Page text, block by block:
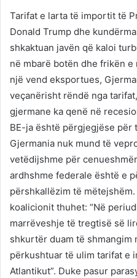
Tarifat e larta të importit të
Donald Trump dhe
shkaktuan javën që kaloi
në mbarë botën dhe frikën
një vend eksportues,
veçanërisht rëndë nga
gjermane ka qenë në
BE-ja është përgjegjëse për
Gjermania nuk mund të
vetëdijshme për
ardhshme federale është e
përshkallëzim të
koalicionit thuhet: “Në
marrëveshje të tregtisë së
shkurtër duam të
përkushtuar të ulim tarifat e
Atlantikut”. Duke pasur